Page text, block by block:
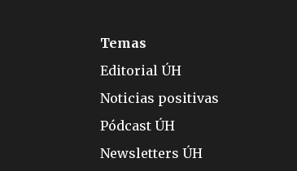
Temas
Editorial ÚH
Noticias positivas
Pódcast ÚH
Newsletters ÚH